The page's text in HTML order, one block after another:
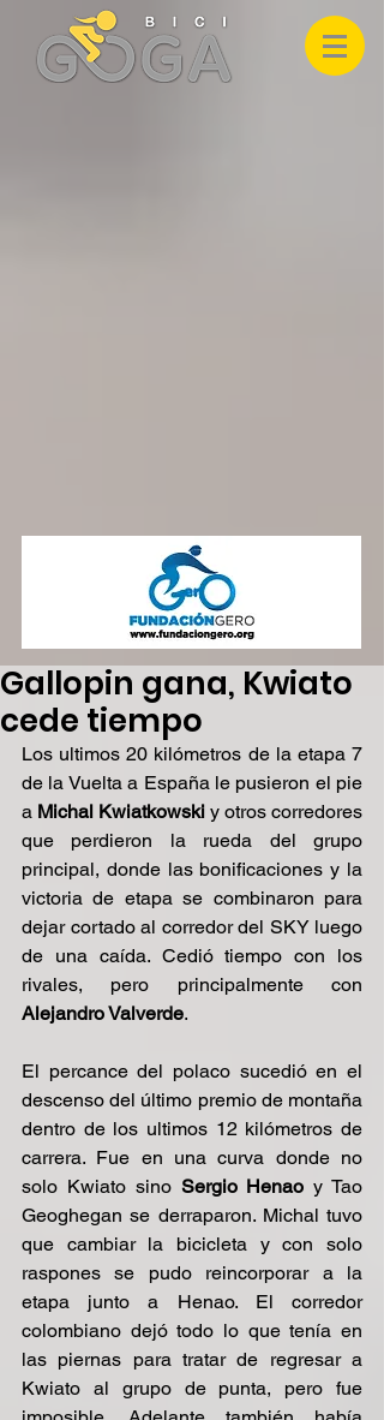
Gallopin gana, Kwiato
cede tiempo
Los ultimos 20 kilómetros de la etapa 7
de la Vuelta a España le pusieron el pie
a Michal Kwiatkowski y otros corredores
que perdieron la rueda del grupo
principal, donde las bonificaciones y la
victoria de etapa se combinaron para
dejar cortado al corredor del SKY luego
de una caída. Cedió tiempo con los
Alejandro Valverde.
El percance del polaco sucedió en el
descenso del último premio de montaña
dentro de los ultimos 12 kilómetros de
carrera. Fue en una curva donde no
solo Kwiato sino Sergio Henao y Tao
Geoghegan se derraparon. Michal tuvo
que cambiar la bicicleta y con solo
raspones se pudo reincorporar a la
etapa junto a Henao. El corredor
colombiano dejó todo lo que tenía en
las piernas para tratar de regresar a
Kwiato al grupo de punta, pero fue